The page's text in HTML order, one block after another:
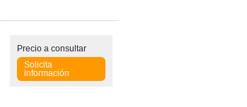
Precioa consultar
Solicita
información